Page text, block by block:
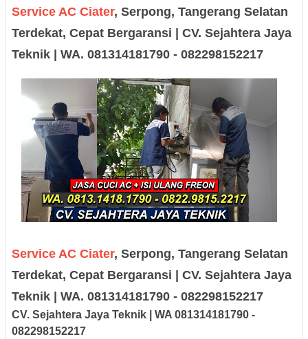
Service AC Ciater, Serpong, Tangerang Selatan
Terdekat, Cepat Bergaransi | CV. Sejahtera Jaya
Teknik | WA. 081314181790 - 082298152217
Service AC Ciater, Serpong, Tangerang Selatan
Terdekat, Cepat Bergaransi | CV. Sejahtera Jaya
Teknik | WA. 081314181790 - 082298152217
CV. Sejahtera Jaya Teknik | WA 081314181790 -
082298152217